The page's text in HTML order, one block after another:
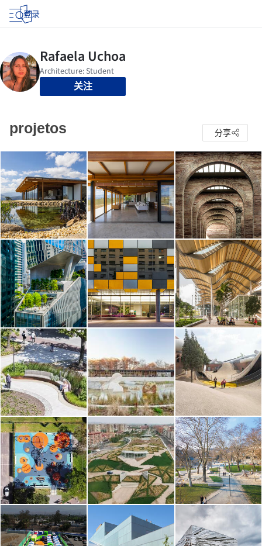
登录
关注
projetos 分享